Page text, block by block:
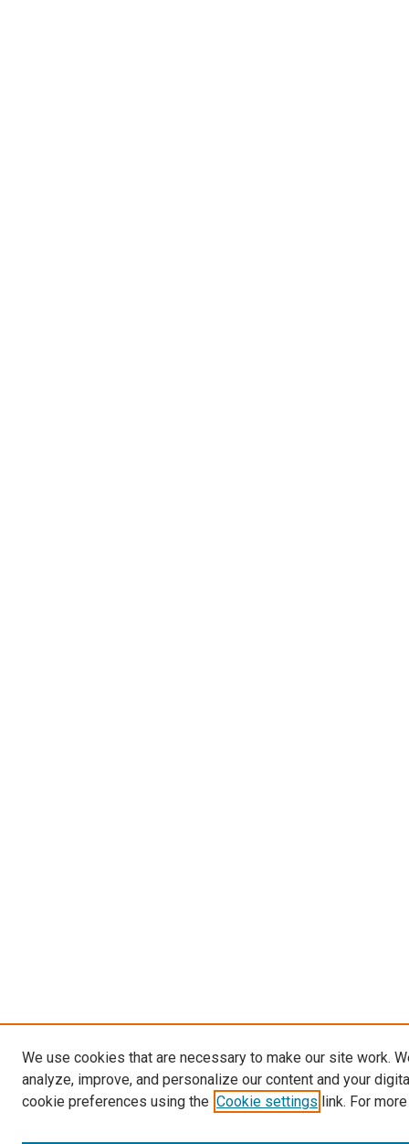
We use cookies that are necessary to make our site work.
analyze, improve, and personalize our content and your
cookie preferences using the Cookie settings link. For